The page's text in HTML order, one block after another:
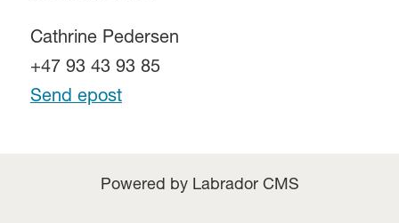
Cathrine Pedersen
+47 93 43 93 85
Send epost
Powered by Labrador CMS